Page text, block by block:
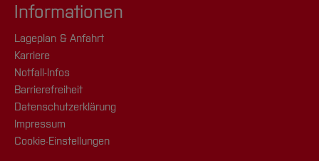
Informationen
Lageplan & Anfahrt
Karriere
Notfall-Infos
Barrierefreiheit
Datenschutzerklärung
Impressum
Cookie-Einstellungen